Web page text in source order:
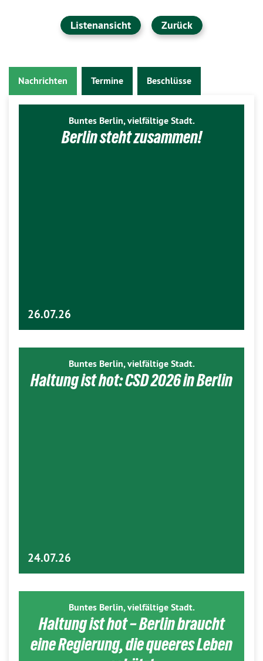
Listenansicht Zurück
Nachrichten Termine Beschlüsse
Buntes Berlin, vielfältige Stadt.
Berlin steht zusammen!
26.07.26
Buntes Berlin, vielfältige Stadt.
Haltung ist hot: CSD 2026 in Berlin
24.07.26
Buntes Berlin, vielfältige Stadt.
Haltung ist hot – Berlin braucht
eine Regierung, die queeres Leben